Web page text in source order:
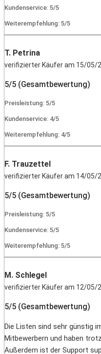
Kundenservice: 5/5
Weiterempfehlung: 5/5
T. Petrina
verifizierter Käufer am 15/05/
5/5 (Gesamtbewertung)
Preisleistung: 5/5
Kundenservice: 4/5
Weiterempfehlung: 4/5
F. Trauzettel
verifizierter Käufer am 14/05/
5/5 (Gesamtbewertung)
Preisleistung: 5/5
Kundenservice: 5/5
Weiterempfehlung: 5/5
M. Schlegel
verifizierter Käufer am 12/05/
5/5 (Gesamtbewertung)
Die Listen sind sehr günstig
Mitbewerbern und haben
Außerdem ist der Support